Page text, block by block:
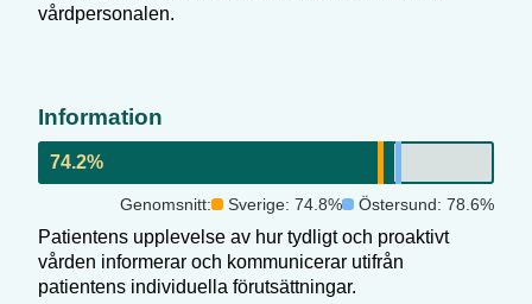
vårdpersonalen.
Information
74.2%
Genomsnitt: Sverige: 74.8% Östersund: 78.6%
Patientens upplevelse av hur tydligt och proaktivt
vården informerar och kommunicerar utifrån
patientens individuella förutsättningar.